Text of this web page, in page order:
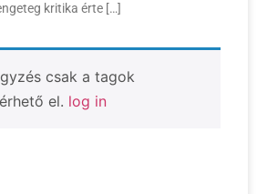
kritika érte […]
csak a tagok
el. log in